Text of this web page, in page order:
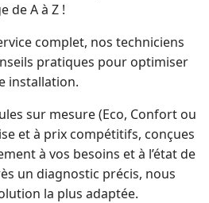
de A à Z !
complet, nos techniciens
pratiques pour optimiser
installation.
sur mesure (Eco, Confort ou
et à prix compétitifs, conçues
à vos besoins et à l’état de
un diagnostic précis, nous
la plus adaptée.